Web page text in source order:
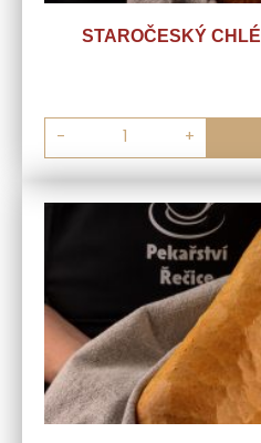
STAROČESKÝ
- +